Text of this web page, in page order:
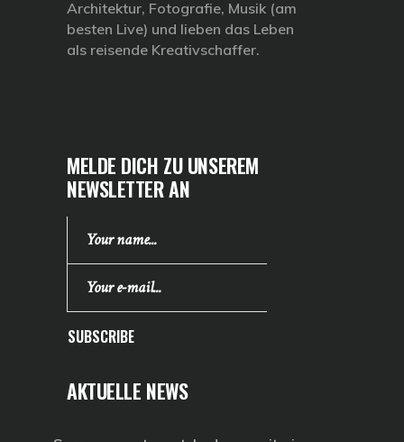
Architektur, Fotografie, Musik (am
besten Live) und lieben das Leben
als reisende Kreativschaffer.
MELDE DICH ZU UNSEREM
NEWSLETTER AN
SUBSCRIBE
AKTUELLE NEWS